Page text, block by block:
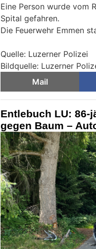
Eine Person wurde vom
Spital gefahren.
Die Feuerwehr Emmen
Quelle: Luzerner Polizei
Bildquelle: Luzerner
Mail
Entlebuch LU: 86-
gegen Baum –